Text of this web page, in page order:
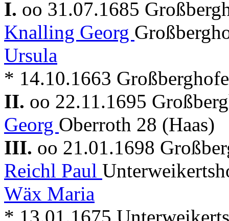
I. oo 31.07.1685
Knalling Georg
Ursula
* 14.10.1663
II. oo 22.11.1695
Georg Oberroth 28 (Haas)
III. oo 21.01.1698
Reichl Paul
Wäx Maria
* 13.01.1675